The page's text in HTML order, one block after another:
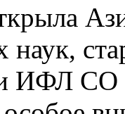
наук,
ИФЛ СО